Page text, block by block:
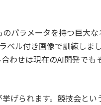
パラメータを持つ巨大な
ベル付き画像で訓練しま
わせは現在のAI開発でも
げられます。競技会とい